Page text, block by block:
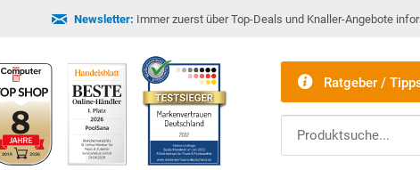
Newsletter: Immer zuerst über Top-Deals und Knaller-Angebote
Ratgeber /